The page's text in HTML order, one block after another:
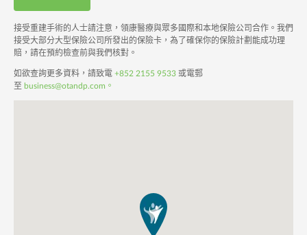
接受重建手術的人士請注意，領康醫療與眾多國際和本地保險公司合作。我們
接受大部分大型保險公司所發出的保險卡，為了確保你的保險計劃能成功理
賠，請在預約檢查前與我們核對。
如欲查詢更多資料，請致電 +852 2155 9533 或電郵
至 business@otandp.com。